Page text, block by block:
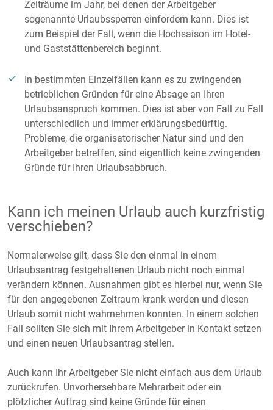
Zeiträume im Jahr, bei denen der Arbeitgeber
sogenannte Urlaubssperren einfordern kann. Dies ist
zum Beispiel der Fall, wenn die Hochsaison im Hotel-
und Gaststättenbereich beginnt.
In bestimmten Einzelfällen kann es zu zwingenden
betrieblichen Gründen für eine Absage an Ihren
Urlaubsanspruch kommen. Dies ist aber von Fall zu Fall
unterschiedlich und immer erklärungsbedürftig.
Probleme, die organisatorischer Natur sind und den
Arbeitgeber betreffen, sind eigentlich keine zwingenden
Gründe für Ihren Urlaubsabbruch.
Kann ich meinen Urlaub auch kurzfristig
verschieben?
Normalerweise gilt, dass Sie den einmal in einem
Urlaubsantrag festgehaltenen Urlaub nicht noch einmal
verändern können. Ausnahmen gibt es hierbei nur, wenn Sie
für den angegebenen Zeitraum krank werden und diesen
Urlaub somit nicht wahrnehmen konnten. In einem solchen
Fall sollten Sie sich mit Ihrem Arbeitgeber in Kontakt setzen
und einen neuen Urlaubsantrag stellen.
Auch kann Ihr Arbeitgeber Sie nicht einfach aus dem Urlaub
zurückrufen. Unvorhersehbare Mehrarbeit oder ein
plötzlicher Auftrag sind keine Gründe für einen